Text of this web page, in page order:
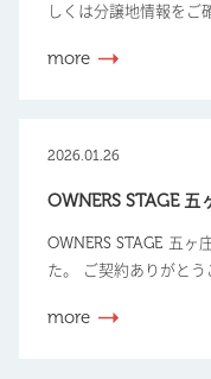
しくは分譲地情報をご
more
2026.01.26
OWNERS STAGE
OWNERS STAGE 五
た。 ご契約ありがとう
more